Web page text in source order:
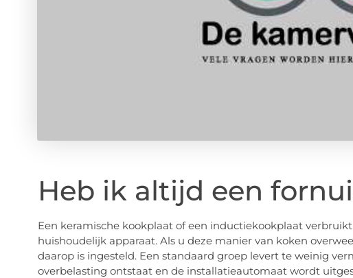
Heb ik altijd een
Een keramische kookplaat of een inductiekookplaat
huishoudelijk apparaat. Als u deze manier van koken
daarop is ingesteld. Een standaard groep levert te weinig
overbelasting ontstaat en de installatieautomaat wordt